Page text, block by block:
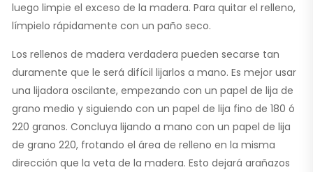
luego limpie el exceso de la madera. Para quitar el relleno,
límpielo rápidamente con un paño seco.
Los rellenos de madera verdadera pueden secarse tan
duramente que le será difícil lijarlos a mano. Es mejor usar
una lijadora oscilante, empezando con un papel de lija de
grano medio y siguiendo con un papel de lija fino de 180 ó
220 granos. Concluya lijando a mano con un papel de lija
de grano 220, frotando el área de relleno en la misma
dirección que la veta de la madera. Esto dejará arañazos